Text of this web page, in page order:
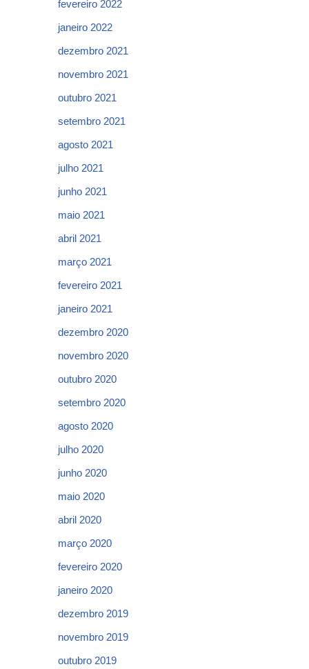
fevereiro 2022
janeiro 2022
dezembro 2021
novembro 2021
outubro 2021
setembro 2021
agosto 2021
julho 2021
junho 2021
maio 2021
abril 2021
março 2021
fevereiro 2021
janeiro 2021
dezembro 2020
novembro 2020
outubro 2020
setembro 2020
agosto 2020
julho 2020
junho 2020
maio 2020
abril 2020
março 2020
fevereiro 2020
janeiro 2020
dezembro 2019
novembro 2019
outubro 2019